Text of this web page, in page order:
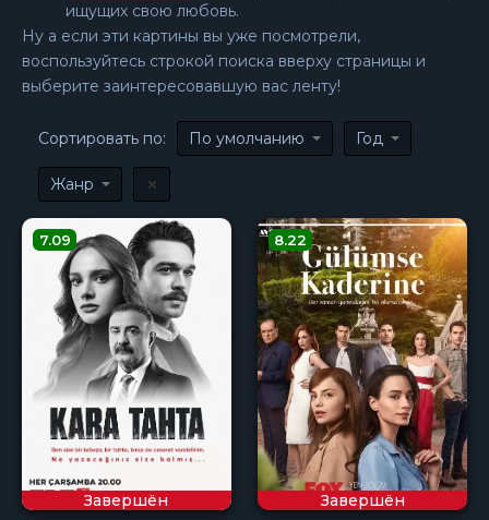
ищущих свою любовь.
Ну а если эти картины вы уже посмотрели,
воспользуйтесь строкой поиска вверху страницы и
выберите заинтересовавшую вас ленту!
Сортировать по: По умолчанию Год
Жанр
Завершён
7.09
Завершён
8.22